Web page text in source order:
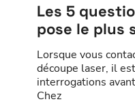
Les 5
pose le plus
Lorsque vous
découpe laser, il
interrogations
Chez